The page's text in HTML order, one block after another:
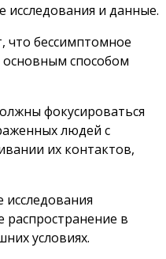
и данные.
что бессимптомное
основным способом
фокусироваться
людей с
их контактов,
в
условиях.